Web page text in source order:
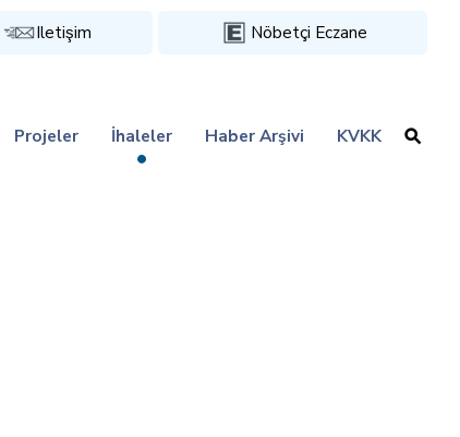
Iletişim Nöbetçi Eczane
Projeler İhaleler Haber Arşivi KVKK